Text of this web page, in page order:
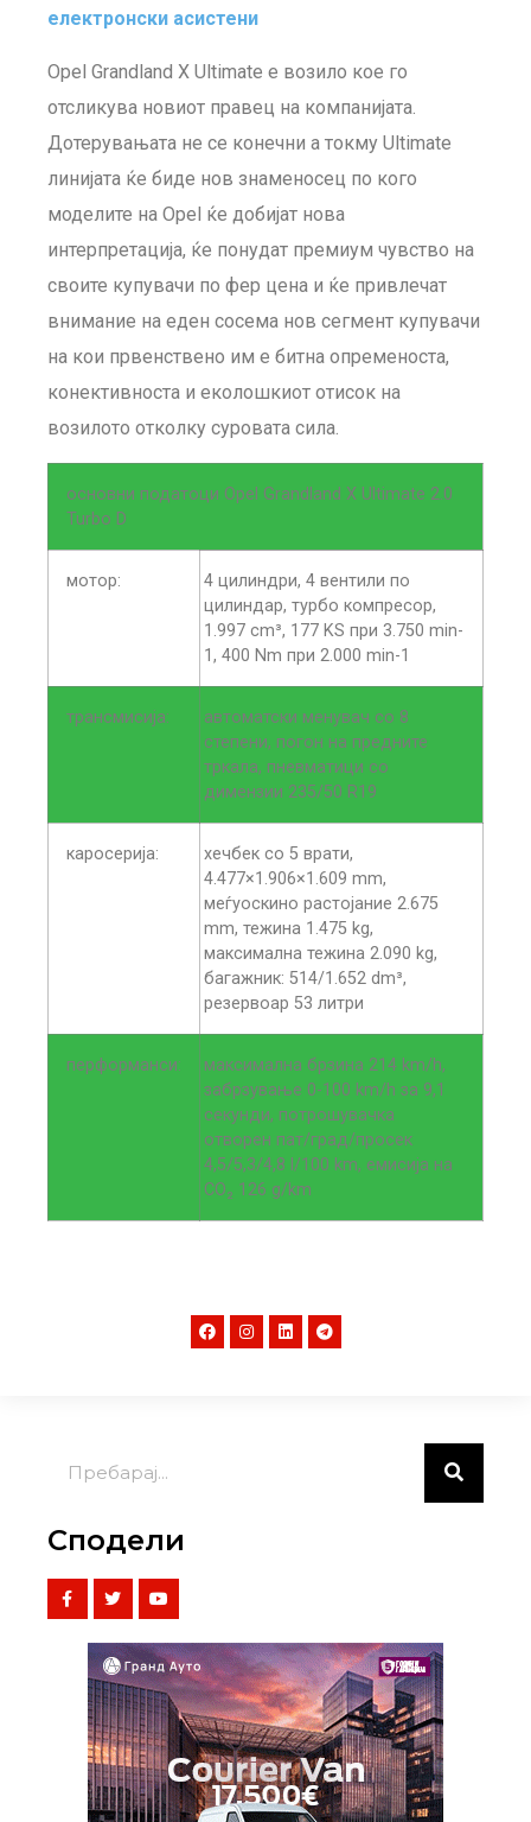
електронски асистени
Opel Grandland X Ultimate е возило кое го
отсликува новиот правец на компанијата.
Дотерувањата не се конечни а токму Ultimate
линијата ќе биде нов знаменосец по кого
моделите на Opel ќе добијат нова
интерпретација, ќе понудат премиум чувство на
своите купувачи по фер цена и ќе привлечат
внимание на еден сосема нов сегмент купувачи
на кои првенствено им е битна опременоста,
конективноста и еколошкиот отисок на
возилото отколку суровата сила.
основни податоци Opel Grandland X Ultimate 2.0
Turbo D
мотор:
4 цилиндри, 4 вентили по
цилиндар, турбо компресор,
1.997 cm³, 177 KS при 3.750 min-
1, 400 Nm при 2.000 min-1
трансмисија:
автоматски менувач со 8
степени, погон на предните
тркала, пневматици со
димензии 235/50 R19
каросерија:
хечбек со 5 врати,
4.477×1.906×1.609 mm,
меѓуоскино растојание 2.675
mm, тежина 1.475 kg,
максимална тежина 2.090 kg,
багажник: 514/1.652 dm³,
резервоар 53 литри
перформанси:
максимална брзина 214 km/h,
забрзување 0-100 km/h за 9,1
секунди, потрошувачка
отворен пат/град/просек
4,5/5,3/4,8 l/100 km, емисија на
CO₂ 126 g/km
Сподели